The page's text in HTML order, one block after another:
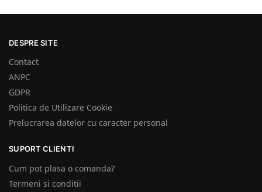
DESPRE SITE
Contact
ANPC
GDPR
Politica de Utilizare Cookie
Prelucrarea datelor cu caracter personal
SUPORT CLIENTI
Cum pot plasa o comanda?
Termeni si conditii